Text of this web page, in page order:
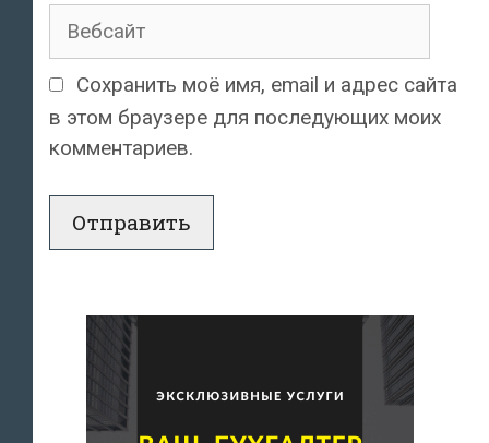
Вебсайт
Сохранить моё имя, email и адрес сайта
в этом браузере для последующих моих
комментариев.